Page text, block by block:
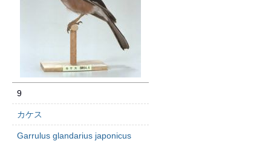
9
カケス
Garrulus glandarius japonicus